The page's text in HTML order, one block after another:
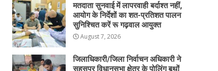
मतदाता सुनवाई में लापरवाही बर्दाश्त नहीं,
आयोग के निर्देशों का शत-प्रतिशत पालन
सुनिश्चित करें रू गढ़वाल आयुक्त
August 7, 2026
जिलाधिकारी/जिला निर्वाचन अधिकारी ने
सहसपुर विधानसभा क्षेत्र के पोलिंग बूथों